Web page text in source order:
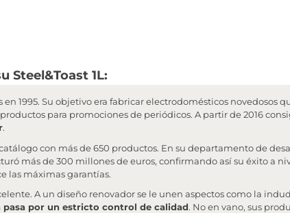
Steel&Toast 1L:
en 1995. Su objetivo era fabricar electrodomésticos novedosos
para promociones de periódicos. A partir de 2016
.
con más de 650 productos. En su departamento de
más de 300 millones de euros, confirmando así su éxito a
las máximas garantías.
A un diseño renovador se le unen aspectos como la
pasa por un estricto control de calidad. No en vano, sus